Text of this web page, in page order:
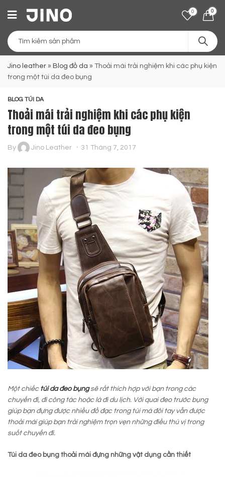
0 0
Jino leather » Blog đồ da » Thoải mái trải nghiệm khi các phụ kiện
trong một túi da đeo bụng
BLOG TÚI DA
Thoải mái trải nghiệm khi các phụ kiện
trong một túi da đeo bụng
By Jino Leather 31 Tháng 7, 2017
Một chiếc túi da đeo bụngsẽ rất thích hợp với bạn trong các
chuyến đi, đi công tác hoặc là đi du lịch. Với quai đeo trước bụng
giúp bạn đựng được nhiều đồ đạc trong túi mà đôi tay vẫn được
thoải mái giúp bạn trải nghiệm trọn vẹn những điều thú vị trong
suốt chuyến đi.
Túi da đeo bụng thoải mái đựng những vật dụng cần thiết